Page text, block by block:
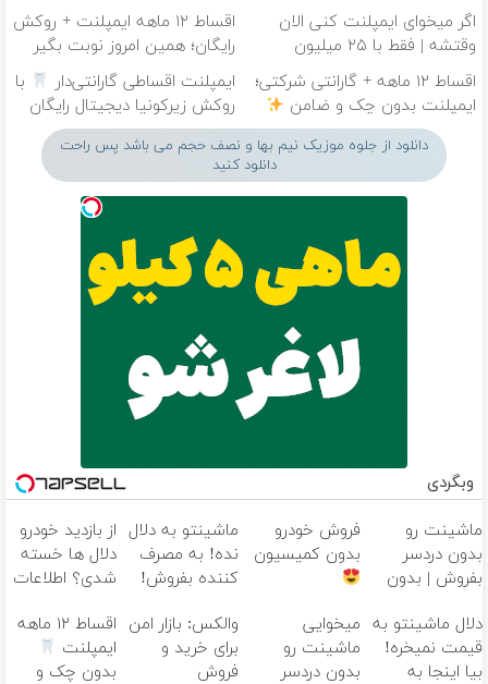
اگر میخوای ایمپلنت کنی الان
وقتشه | فقط با ۲۵ میلیون
تومان!!!
اقساط ۱۲ ماهه ایمپلنت + روکش
رایگان؛ همین امروز نوبت بگیر
اقساط ۱۲ ماهه + گارانتی شرکتی؛
ایمپلنت بدون چک و ضامن
ایمپلنت اقساطی گارانتی‌دار
با
روکش زیرکونیا دیجیتال رایگان
دانلود از جلوه موزیک نیم بها و نصف حجم می باشد پس راحت
دانلود کنید
وبگردی
ماشینت رو
بدون دردسر
بفروش | بدون
فروش خودرو
بدون کمیسیون
ماشینتو به دلال
نده! به مصرف
کننده بفروش!
یک تماس
از بازدید خودرو
دلال ها خسته
شدی؟ اطلاعات
اینجا ثبت کن
دلال ماشینتو به
قیمت نمیخره!
بیا اینجا به
میخوایی
ماشینت رو
بدون دردسر
والکس: بازار امن
برای خرید و
فروش
اقساط ۱۲ ماهه
ایمپلنت
بدون چک و